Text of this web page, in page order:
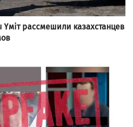
рассмешили казахстанцев